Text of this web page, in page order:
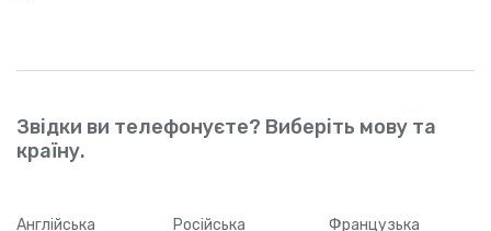
Звідки ви телефонуєте? Виберіть мову та
країну.
Англійська Російська Французька